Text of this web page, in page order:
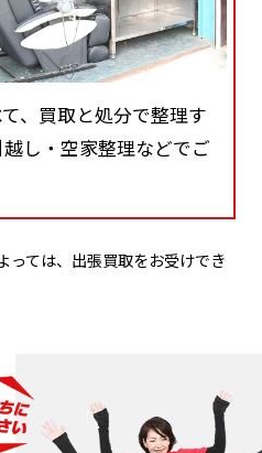
、買取と処分で整理す
し・空家整理などでご
ては、出張買取をお受けでき